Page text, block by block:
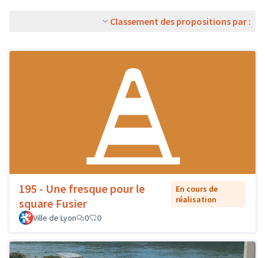
Classement des propositions par :
195 - Une fresque pour le
square Fusier
En cours de
réalisation
Ville de Lyon
0 0